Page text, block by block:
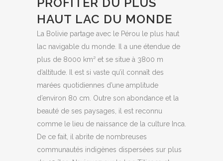
HAUT LAC DU MONDE
La Bolivie partage avec le Pérou le plus haut
lac navigable du monde. Il a une étendue de
plus de 8000 km² et se situe à 3800 m
d’altitude. Il est si vaste qu’il connaît des
marées quotidiennes d’une amplitude
d’environ 80 cm. Outre son abondance et la
beauté de ses paysages, il est reconnu
comme le lieu de naissance de la culture Inca.
De ce fait, il abrite de nombreuses
communautés indigènes dispersées sur plus